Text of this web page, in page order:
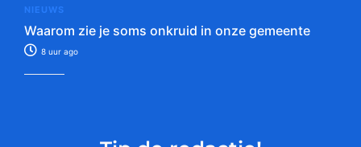
NIEUWS
Waarom zie je soms onkruid in onze gemeente
8 uur ago